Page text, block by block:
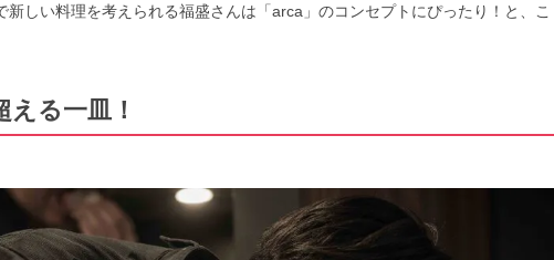
新しい料理を考えられる福盛さんは「arca」のコンセプトにぴったり！と、こ
る一皿！